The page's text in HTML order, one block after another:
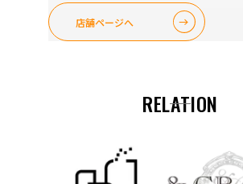
店舗ページへ
RELATION